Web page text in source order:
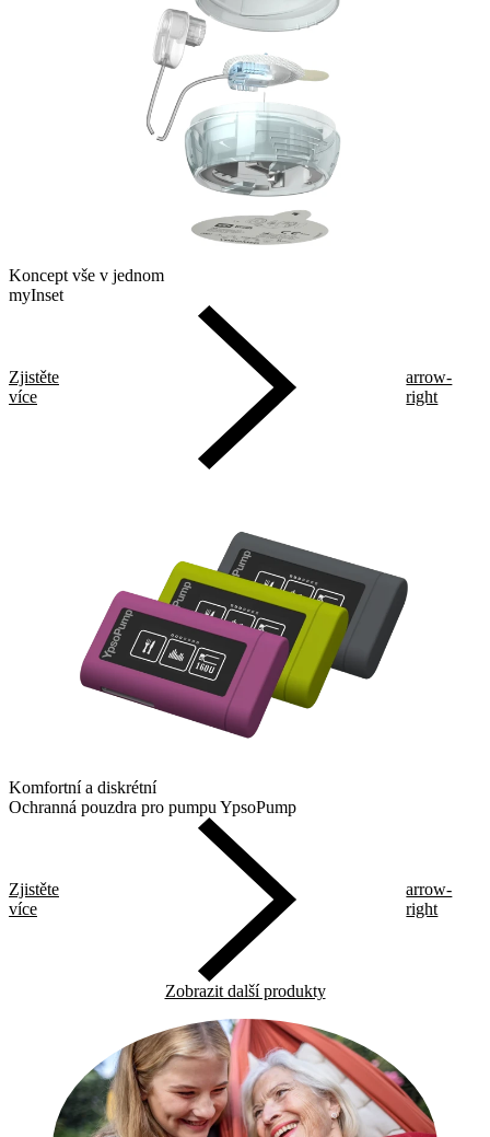
Koncept vše v jednom
myInset
Zjistěte
více
arrow-
right
Komfortní a diskrétní
Ochranná pouzdra pro pumpu YpsoPump
Zjistěte
více
arrow-
right
Zobrazit další produkty